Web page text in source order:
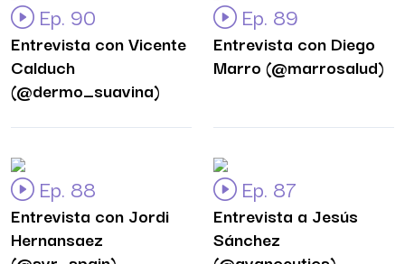
Ep. 90
Entrevista con Vicente
Calduch
(@dermo_suavina)
Ep. 89
Entrevista con Diego
Marro (@marrosalud)
Ep. 88
Entrevista con Jordi
Hernansaez
Ep. 87
Entrevista a Jesús
Sánchez